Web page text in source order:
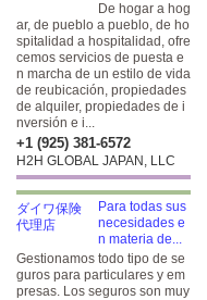
De hogar a hog
ar, de pueblo a pueblo, de ho
spitalidad a hospitalidad, ofre
cemos servicios de puesta e
n marcha de un estilo de vida
de reubicación, propiedades
de alquiler, propiedades de i
nversión e i...
+1 (925) 381-6572
H2H GLOBAL JAPAN, LLC
Para todas sus
necesidades e
n materia de...
Gestionamos todo tipo de se
guros para particulares y em
presas. Los seguros son muy